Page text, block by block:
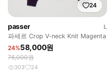
24
passer
L
파세르 Crop V-neck Knit Magenta
24%58,000원
76,000원
303 24